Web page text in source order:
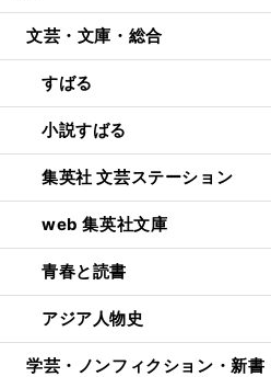
文芸・文庫・総合
すばる
小説すばる
集英社 文芸ステーション
web 集英社文庫
青春と読書
アジア人物史
学芸・ノンフィクション・新書